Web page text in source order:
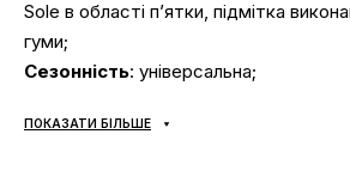
Sole в області п’ятки, підмітка
гуми;
Сезонність: універсальна;
Ми дуже цінуємо Ваш час і тому
ПОКАЗАТИ БІЛЬШЕ